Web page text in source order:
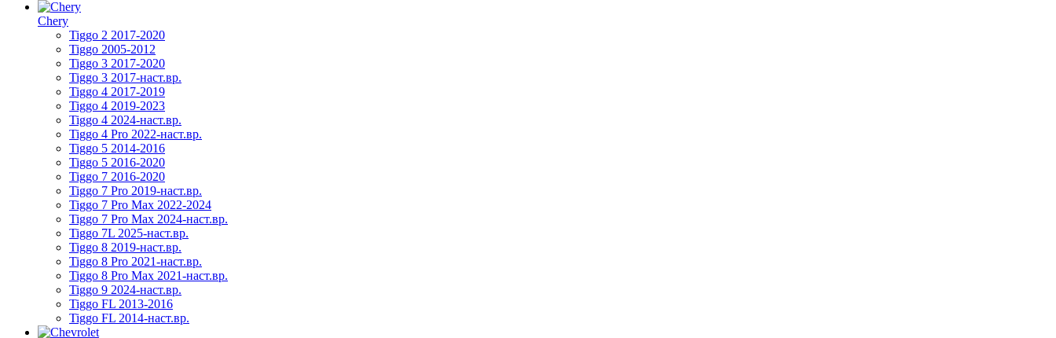
Chery
Tiggo 2 2017-2020
Tiggo 2005-2012
Tiggo 3 2017-2020
Tiggo 3 2017-наст.вр.
Tiggo 4 2017-2019
Tiggo 4 2019-2023
Tiggo 4 2024-наст.вр.
Tiggo 4 Pro 2022-наст.вр.
Tiggo 5 2014-2016
Tiggo 5 2016-2020
Tiggo 7 2016-2020
Tiggo 7 Pro 2019-наст.вр.
Tiggo 7 Pro Max 2022-2024
Tiggo 7 Pro Max 2024-наст.вр.
Tiggo 7L 2025-наст.вр.
Tiggo 8 2019-наст.вр.
Tiggo 8 Pro 2021-наст.вр.
Tiggo 8 Pro Max 2021-наст.вр.
Tiggo 9 2024-наст.вр.
Tiggo FL 2013-2016
Tiggo FL 2014-наст.вр.